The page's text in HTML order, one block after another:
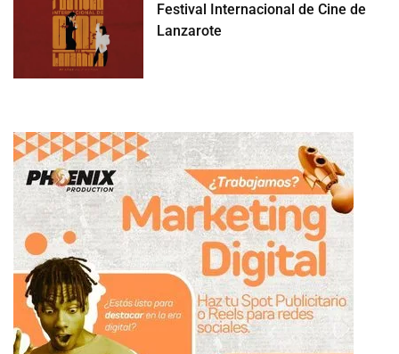
Festival Internacional de Cine de
Lanzarote